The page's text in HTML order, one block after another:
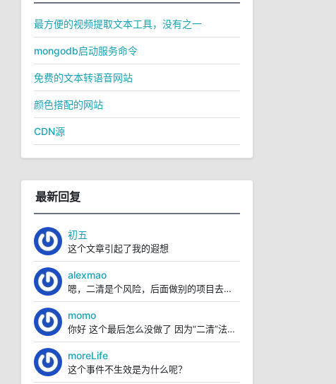
最方便的视频提取文本工具，没有之一
mongodb启动服务命令
免费的文本转语音网站
颜色搭配的网站
CDN源
最新回复
初五
这个文章引起了我的遐想
alexmao
嗯，二清是个风险，后面做别的项目去了，这个就没再继续弄。
momo
你好 这个最后怎么没做了 因为“二清”法律风险？
moreLife
这个事件不生效是为什么呢？